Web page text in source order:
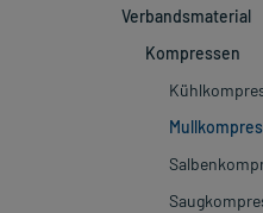
Verbandsmaterial
Kompressen